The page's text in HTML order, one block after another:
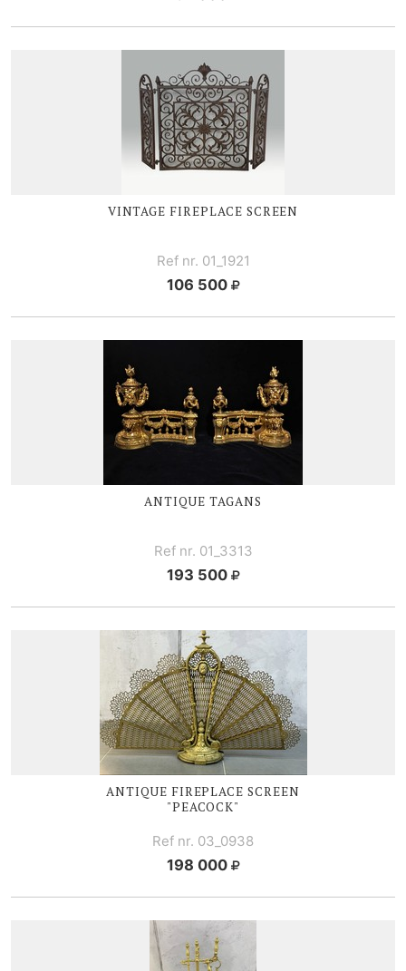
VINTAGE FIREPLACE SCREEN
Ref nr. 01_1921
106 500
ANTIQUE TAGANS
Ref nr. 01_3313
193 500
ANTIQUE FIREPLACE SCREEN
"PEACOCK"
Ref nr. 03_0938
198 000